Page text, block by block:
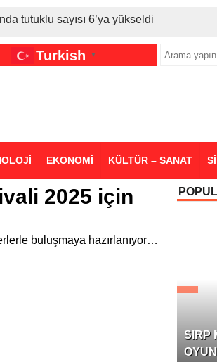
tutuklu sayısı 6’ya yükseldi
Motorine tüm zamanların en büyük
geldi
Turkish ▼
EKONOMİ KÜLTÜR – SANAT
2025 için
buluşmaya hazırlanıyor…
SIRP